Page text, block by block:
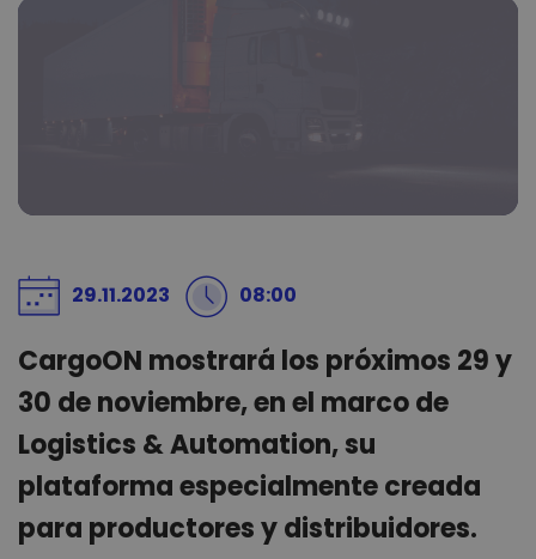
29.11.2023 08:00
CargoON mostrará los próximos 29 y
30 de noviembre, en el marco de
Logistics & Automation, su
plataforma especialmente creada
para productores y distribuidores.